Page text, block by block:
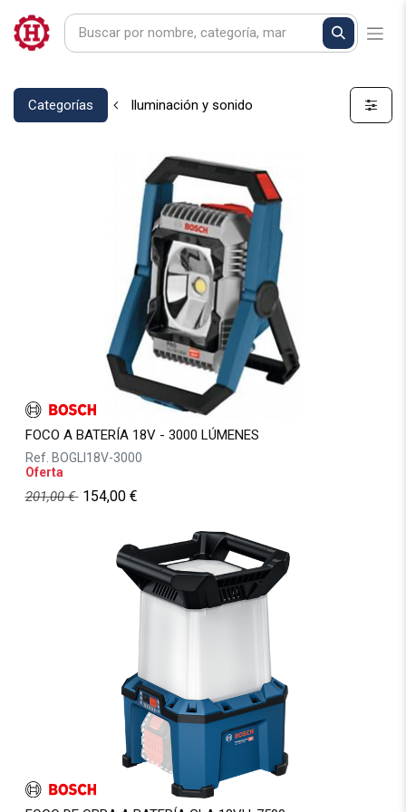
Categorías Iluminación y sonido
FOCO A BATERÍA 18V - 3000 LÚMENES
Ref. BOGLI18V-3000
Oferta
201,00€ 154,00€